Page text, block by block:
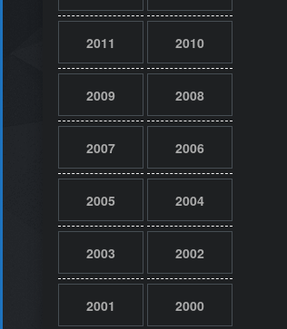
2011 2010
2009 2008
2007 2006
2005 2004
2003 2002
2001 2000